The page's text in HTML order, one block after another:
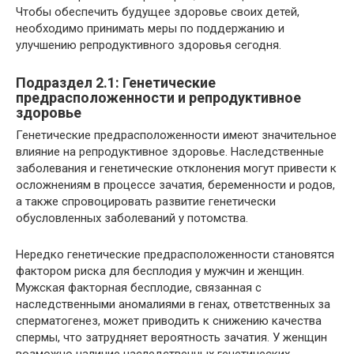
Чтобы обеспечить будущее здоровье своих детей,
необходимо принимать меры по поддержанию и
улучшению репродуктивного здоровья сегодня.
Подраздел 2.1: Генетические
предрасположенности и репродуктивное
здоровье
Генетические предрасположенности имеют значительное
влияние на репродуктивное здоровье. Наследственные
заболевания и генетические отклонения могут привести к
осложнениям в процессе зачатия, беременности и родов,
а также спровоцировать развитие генетически
обусловленных заболеваний у потомства.
Нередко генетические предрасположенности становятся
фактором риска для бесплодия у мужчин и женщин.
Мужская факторная бесплодие, связанная с
наследственными аномалиями в генах, ответственных за
сперматогенез, может приводить к снижению качества
спермы, что затрудняет вероятность зачатия. У женщин